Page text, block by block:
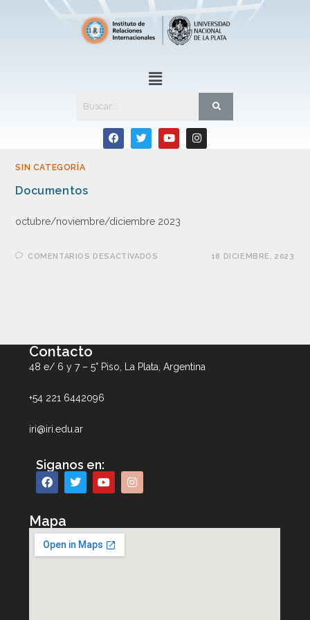
SIN CATEGORÍA
Documentos
octubre/noviembre/diciembre 2023
COMENTARIOS DESACTIVADOS 18 DICIEMBRE, 2023
Contacto
48 e/ 6 y 7 – 5° Piso, La Plata, Argentina
+54 221 6442096
iri@iri.edu.ar
Siganos en:
Mapa